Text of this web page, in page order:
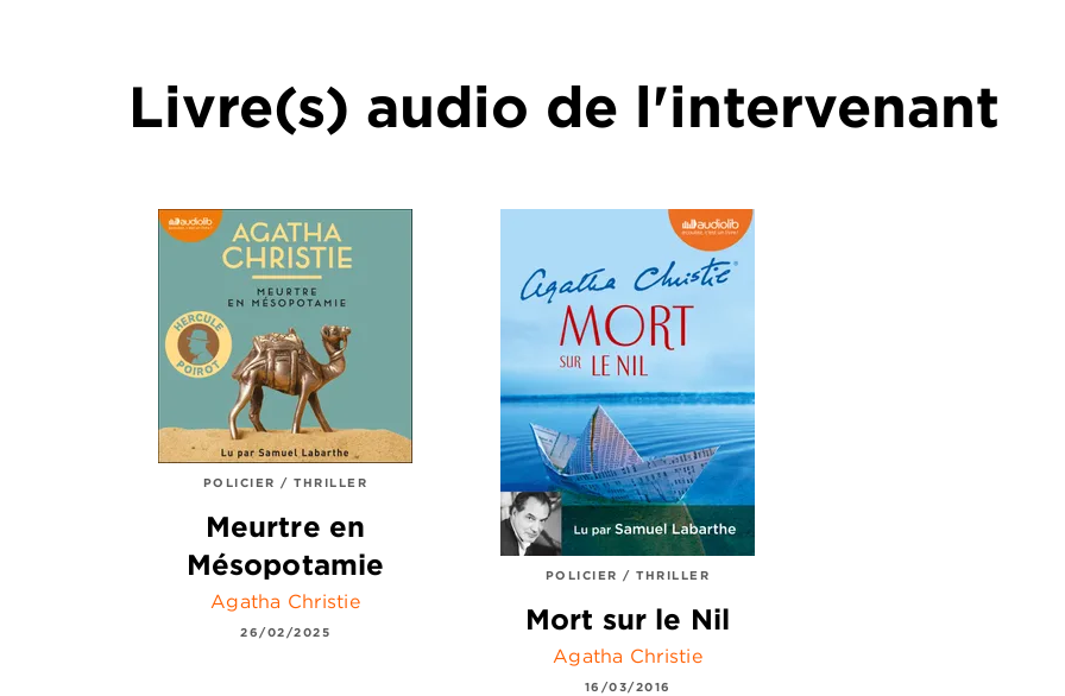
Livre(s) audio de l'intervenant
POLICIER / THRILLER
Meurtre en
Mésopotamie
Agatha Christie
26/02/2025
POLICIER / THRILLER
Mort sur le Nil
Agatha Christie
16/03/2016